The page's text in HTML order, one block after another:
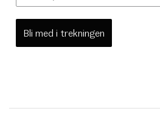
Bli med i trekningen